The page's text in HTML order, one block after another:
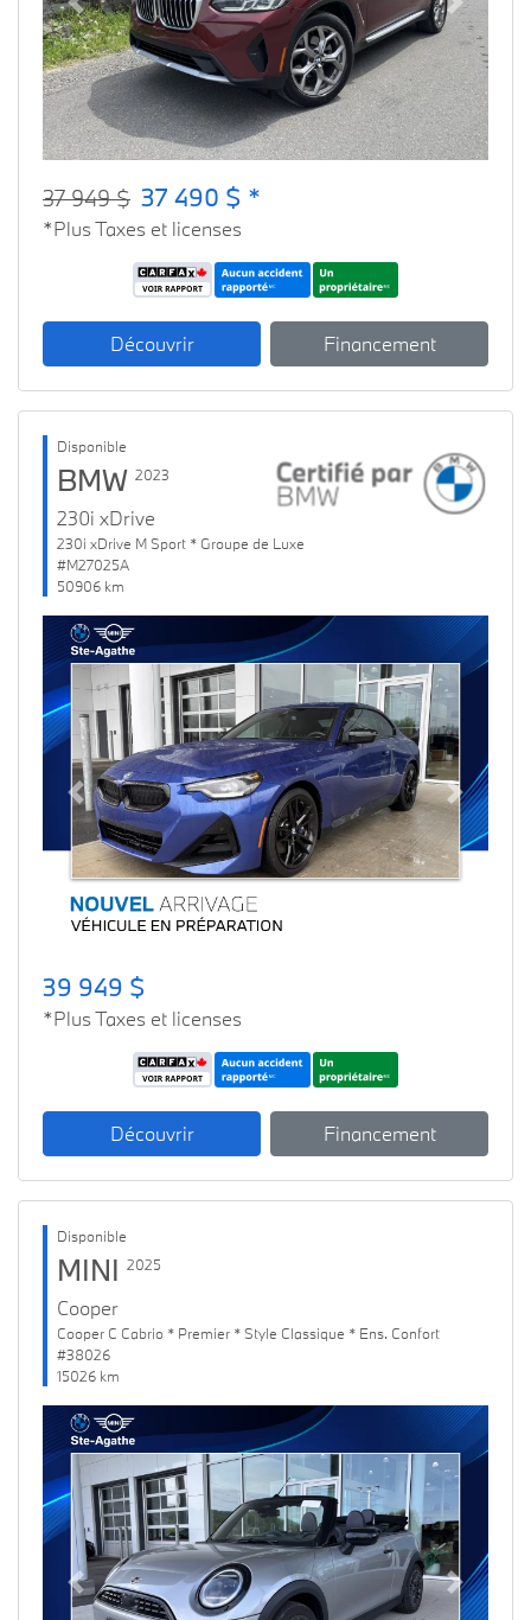
Previous Next
37 949 $ 37 490 $ *
*Plus Taxes et licenses
Découvrir Financement
Disponible
BMW 2023
230i xDrive
230i xDrive M Sport * Groupe de Luxe
#M27025A
50906 km
Previous Next
39 949 $
*Plus Taxes et licenses
Découvrir Financement
Disponible
MINI 2025
Cooper
Cooper C Cabrio * Premier * Style Classique * Ens. Confort
#38026
15026 km
Previous Next